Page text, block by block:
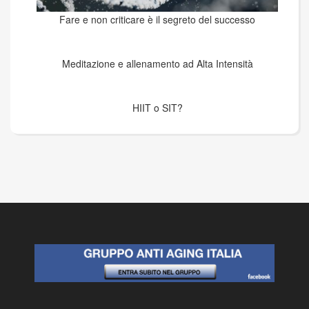
Fare e non criticare è il segreto del successo
Meditazione e allenamento ad Alta Intensità
HIIT o SIT?